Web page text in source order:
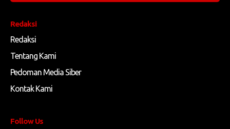
Redaksi
Redaksi
Tentang Kami
Pedoman Media Siber
Kontak Kami
Follow Us